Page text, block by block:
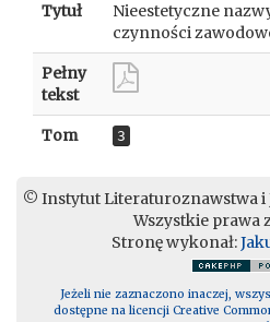
Tytuł
Nieestetyczne
czynności
Pełny
tekst
Tom 3
© Instytut Literaturoznawstwa i
Wszystkie prawa
Stronę wykonał:
Jeżeli nie zaznaczono inaczej,
dostępne na licencji Creative